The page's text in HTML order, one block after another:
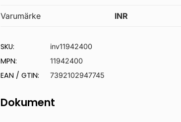
Varumärke INR
SKU: inv11942400
MPN: 11942400
EAN / GTIN: 7392102947745
Dokument